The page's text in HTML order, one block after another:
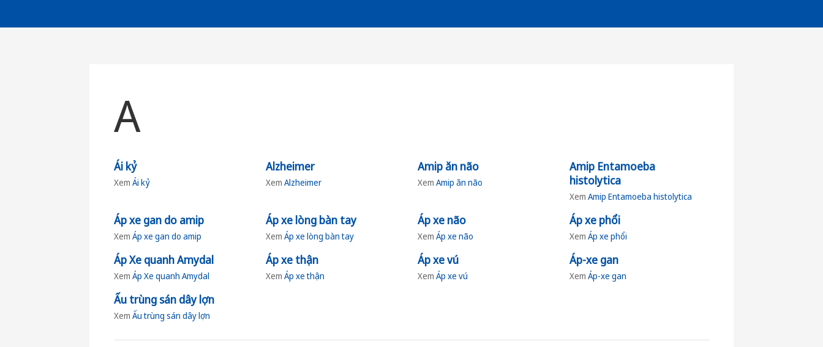
A
Ái kỷ
XemÁi kỷ
Alzheimer
XemAlzheimer
Amip ăn não
Xem Amip ăn não
Amip Entamoeba
histolytica
Xem Amip Entamoeba histolytica
Áp xe gan do amip
XemÁp xe gan do amip
Áp xe lòng bàn tay
XemÁp xe lòng bàn tay
Áp xe não
Xem Áp xe não
Áp xe phổi
Xem Áp xe phổi
Áp Xe quanh Amydal
XemÁp Xe quanh Amydal
Áp xe thận
XemÁp xe thận
Áp xe vú
Xem Áp xe vú
Áp-xe gan
Xem Áp-xe gan
Ấu trùng sán dây lợn
XemẤu trùng sán dây lợn